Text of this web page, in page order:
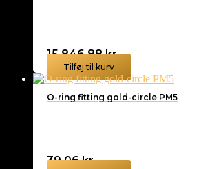
15.846,88kr.
Tilføj til kurv
O-ring fitting gold-circle PM5
39,06kr.